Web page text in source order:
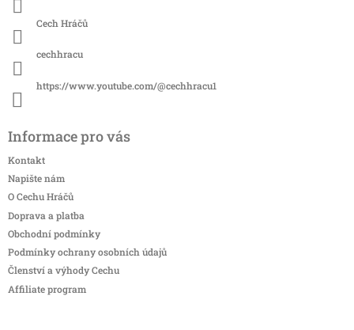
Cech Hráčů
cechhracu
https://www.youtube.com/@cechhracu1
Informace pro vás
Kontakt
Napište nám
O Cechu Hráčů
Doprava a platba
Obchodní podmínky
Podmínky ochrany osobních údajů
Členství a výhody Cechu
Affiliate program